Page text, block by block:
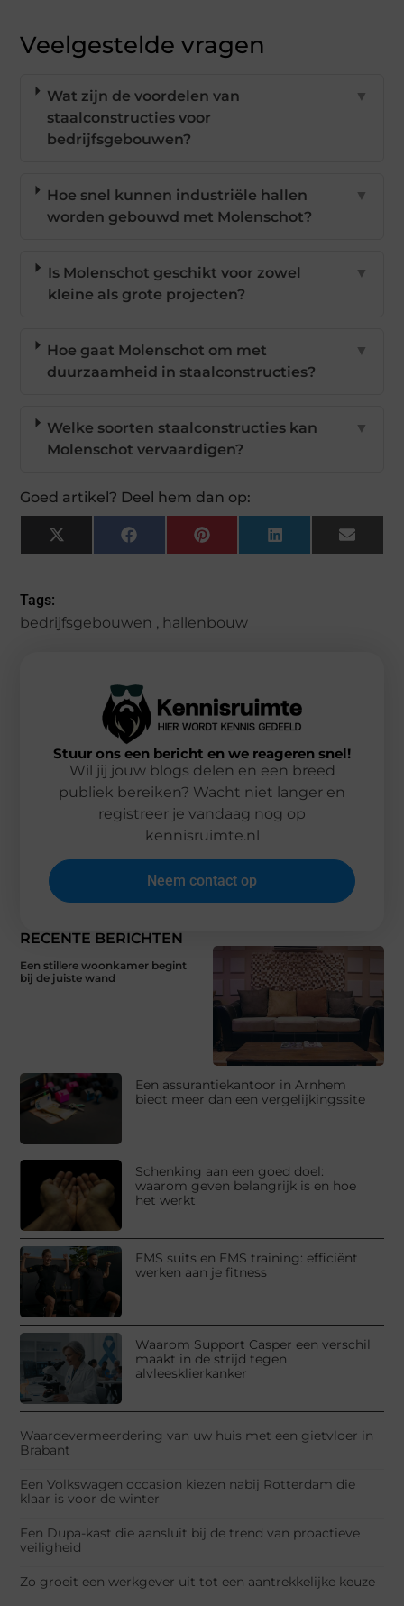
Veelgestelde vragen
Wat zijn de voordelen van
staalconstructies voor
bedrijfsgebouwen?
▼
Hoe snel kunnen industriële hallen
worden gebouwd met Molenschot?
▼
Is Molenschot geschikt voor zowel
kleine als grote projecten?
▼
Hoe gaat Molenschot om met
duurzaamheid in staalconstructies?
▼
Welke soorten staalconstructies kan
Molenschot vervaardigen?
▼
Goed artikel? Deel hem dan op:
X
(Twitter)
FacebookPinterestLinkedIn Email
Tags:
bedrijfsgebouwen , hallenbouw
RECENTE BERICHTEN
Een stillere woonkamer begint
bij de juiste wand
Een assurantiekantoor in Arnhem
biedt meer dan een vergelijkingssite
Schenking aan een goed doel:
waarom geven belangrijk is en hoe
het werkt
EMS suits en EMS training: efficiënt
werken aan je fitness
Waarom Support Casper een verschil
maakt in de strijd tegen
alvleesklierkanker
Waardevermeerdering van uw huis met een gietvloer in
Brabant
Een Volkswagen occasion kiezen nabij Rotterdam die
klaar is voor de winter
Een Dupa-kast die aansluit bij de trend van proactieve
veiligheid
Zo groeit een werkgever uit tot een aantrekkelijke keuze
Stuur ons een bericht en we reageren snel!
Wil jij jouw blogs delen en een breed
publiek bereiken? Wacht niet langer en
registreer je vandaag nog op
kennisruimte.nl
Neem contact op